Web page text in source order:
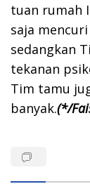
tuan rumah
saja
sedangkan
tekanan
Tim tamu
banyak.(*/